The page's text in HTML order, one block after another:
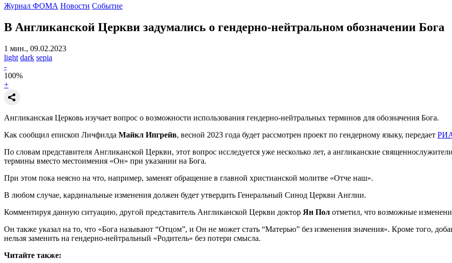
Журнал ФОМА Новости Событие
В Англиканской Церкви задумались о гендерно-нейтральном обозначении Бога
1 мин., 09.02.2023
light dark sepia
-
100%
+
Англиканская Церковь изучает вопрос о возможности использования гендерно-нейтральных терминов для обозначения Бога.
Как сообщил епископ Личфилда Майкл Ипгрейв, весной 2023 года будет рассмотрен проект по гендерному языку, передает
По словам представителя Англиканской Церкви, этот вопрос исследуется уже несколько лет, а англиканские
термины вместо местоимения «Он» при указании на Бога.
При этом пока неясно на что, например, заменят обращение в главной христианской молитве «Отче наш».
В любом случае, кардинальные изменения должен будет утвердить Генеральный Синод Церкви Англии.
Комментируя данную ситуацию, другой представитель Англиканской Церкви доктор Ян Пол отметил, что возможные
Он также указал на то, что «Бога называют “Отцом”, и Он не может стать “Матерью” без изменения значения». Кроме того,
нельзя заменить на гендерно-нейтральный «Родитель» без потери смысла.
Читайте также: